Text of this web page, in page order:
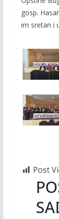
gosp.
im sretan i
Post